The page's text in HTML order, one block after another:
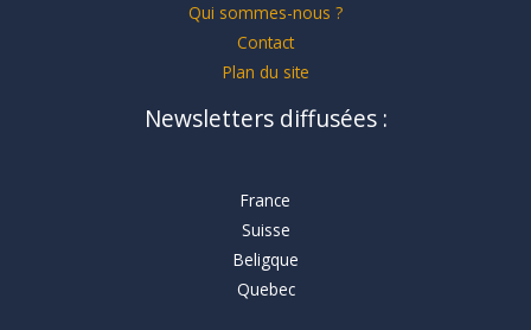
Qui sommes-nous ?
Contact
Plan du site
Newsletters diffusées :
France
Suisse
Beligque
Quebec